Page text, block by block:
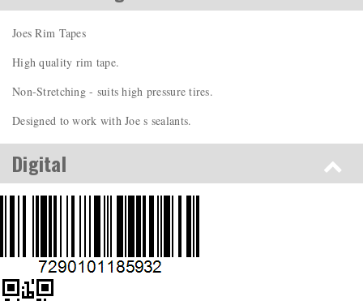
Joes Rim Tapes
High quality rim tape.
Non-Stretching - suits high pressure tires.
Designed to work with Joe s sealants.
Digital